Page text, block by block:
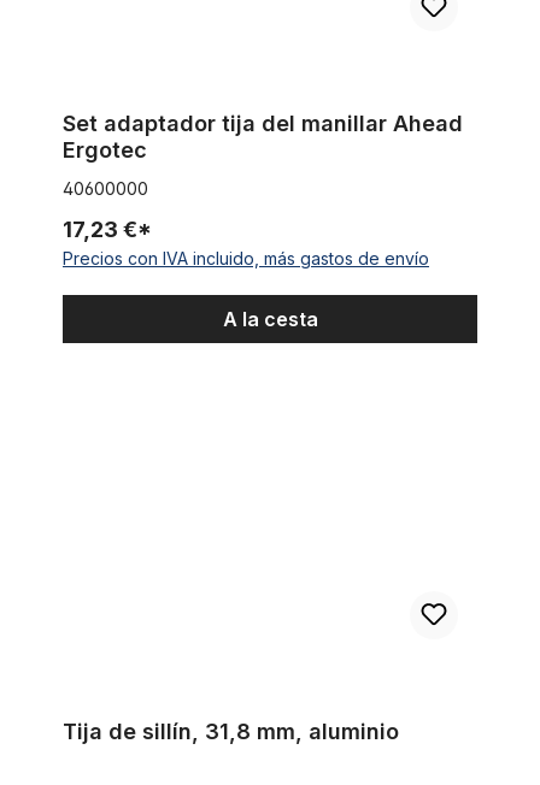
Set adaptador tija del manillar Ahead
Ergotec
40600000
17,23 €*
Precios con IVA incluido, más gastos de envío
A la cesta
Tija de sillín, 31,8 mm, aluminio